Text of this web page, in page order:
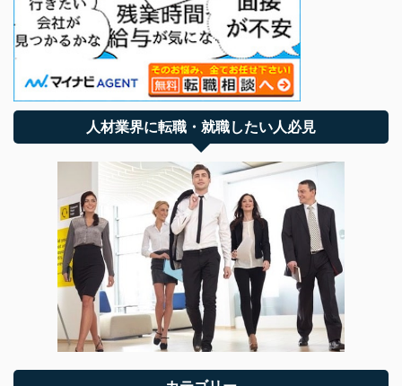
人材業界に転職・就職したい人必見